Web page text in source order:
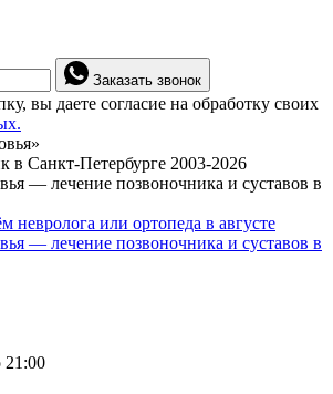
Заказать звонок
вы даете согласие на обработку своих
в Санкт-Петербурге 2003-2026
невролога или ортопеда в августе
21:00